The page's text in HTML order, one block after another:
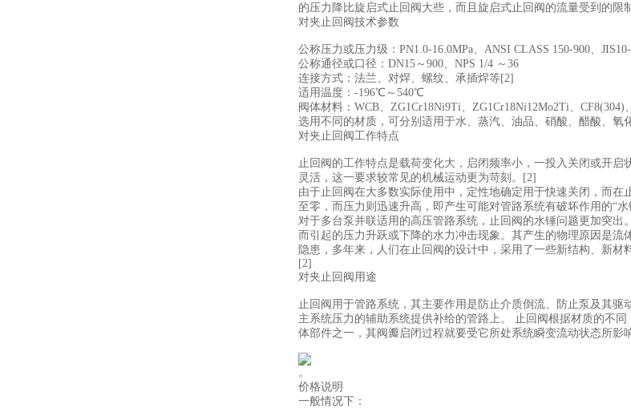
的压力降比旋启式止回阀大些，而且旋启式止回阀的流量受到的限
对夹止回阀技术参数
公称压力或压力级：PN1.0-16.0MPa、ANSI CLASS 150-900、
公称通径或口径：DN15～900、NPS 1/4 ～36
连接方式：法兰、对焊、螺纹、承插焊等[2]
适用温度：-196℃～540℃
阀体材料：WCB、ZG1Cr18Ni9Ti、ZG1Cr18Ni12Mo2Ti、
选用不同的材质，可分别适用于水、蒸汽、油品、硝酸、醋酸、氧
对夹止回阀工作特点
止回阀的工作特点是载荷变化大，启闭频率小，一投入关闭或开启
灵活，这一要求较常见的机械运动更为苛刻。[2]
由于止回阀在大多数实际使用中，定性地确定用于快速关闭，而
至零，而压力则迅速升高，即产生可能对管路系统有破坏作用的“水
对于多台泵并联适用的高压管路系统，止回阀的水锤问题更加突出
而引起的压力升跃或下降的水力冲击现象。其产生的物理原因是
隐患，多年来，人们在止回阀的设计中，采用了一些新结构、新
[2]
对夹止回阀用途
止回阀用于管路系统，其主要作用是防止介质倒流、防止泵及其
主系统压力的辅助系统提供补给的管路上。 止回阀根据材质的不
体部件之一，其阀瓣启闭过程就要受它所处系统瞬变流动状态所
。
价格说明
一般情况下：